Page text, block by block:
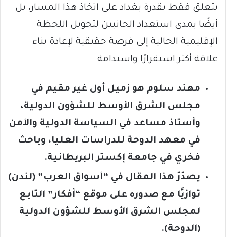
يتعلق فقط بقدرة بغداد على اتخاذ هذا المسار، بل
أيضًا بمدى استعداد الجانبين لتحويل اللحظة
الإقليمية الحالية إلى فرصة حقيقية لإعادة بناء
علاقة أكثر استقرارًا واستدامة.
مهند سلوم هو زميل أول غير مقيم في
مجلس الشرق الأوسط للشؤون الدولية،
وأستاذ مساعد في السياسة الدولية والأمن
في معهد الدوحة للدراسات العليا، وباحث
فخري في جامعة إكستر البريطانية.
يصدُرُ هذا المقال في “أسواق العرب” (لندن)
توازيًا مع صدوره على موقع “أفكار” التابع
لمجلس الشرق الأوسط للشؤون الدولية
(الدوحة).